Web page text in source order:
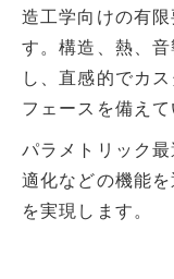
造工学向けの有
す。構造、熱、
し、直感的でカ
フェースを備えて
パラメトリック
適化などの機能
を実現します。